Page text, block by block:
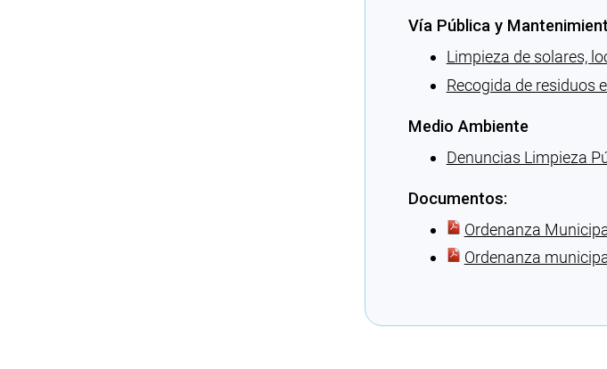
Vía Pública y
Limpieza de solares,
Recogida de residuos
Medio Ambiente
Denuncias Limpieza
Documentos:
Ordenanza
Ordenanza